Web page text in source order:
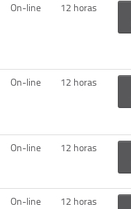
On-line 12 horas
On-line 12 horas
On-line 12 horas
On-line 12 horas